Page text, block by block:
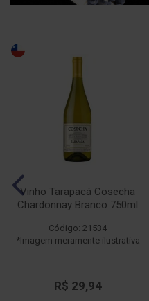
Vinho Tarapacá Cosecha
Chardonnay Branco 750ml
Código: 21534
*Imagem meramente ilustrativa
R$ 29,94